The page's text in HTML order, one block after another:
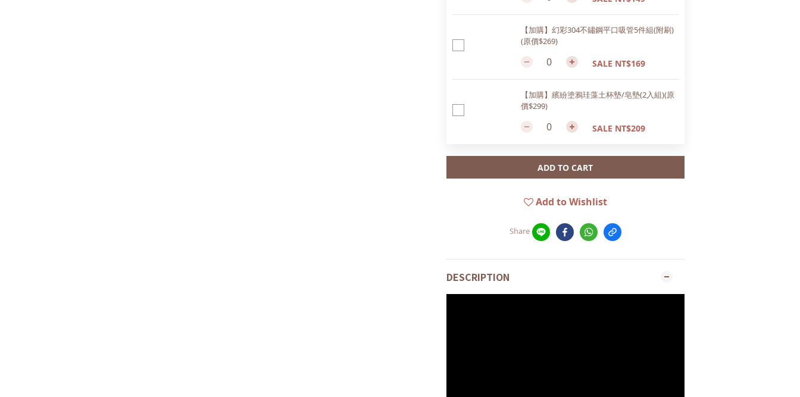
【加購】幻彩304不鏽鋼平口吸管5件組(附刷)
(原價$269)
SALE NT$169
【加購】繽紛塗鴉珪藻土杯墊/皂墊(2入組)(原
價$299)
SALE NT$209
ADD TO CART
Add to Wishlist
Share
DESCRIPTION